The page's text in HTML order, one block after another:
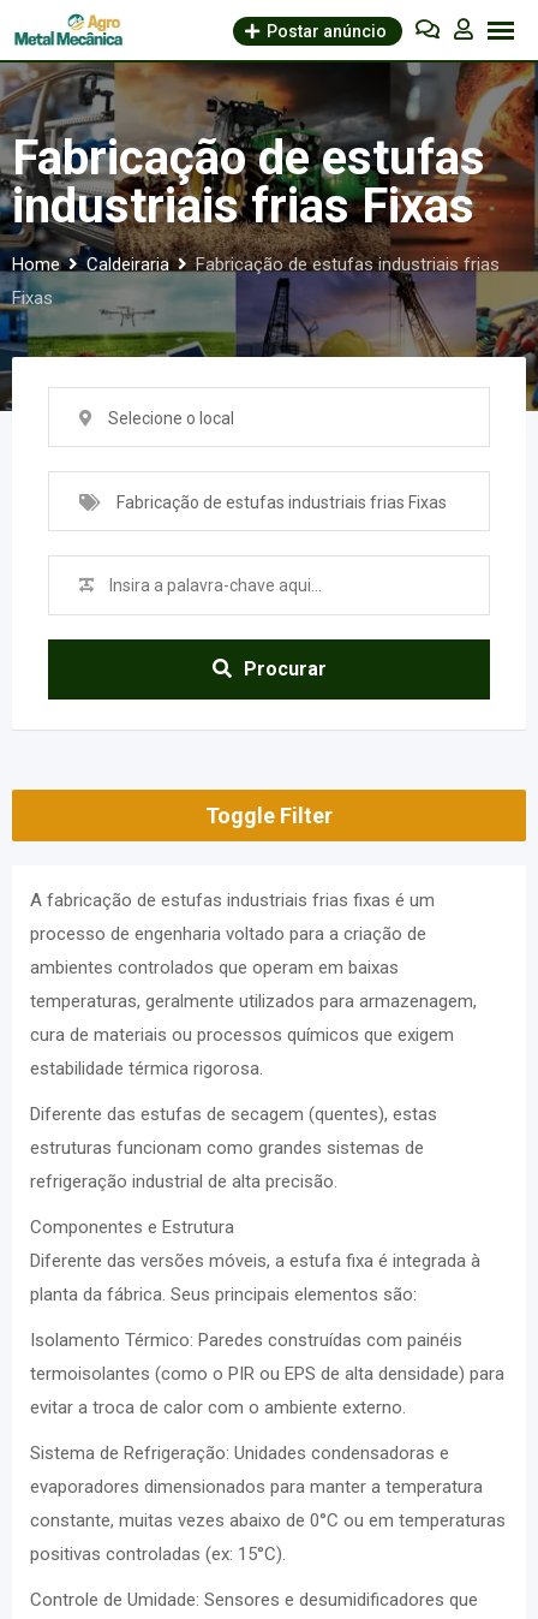
to
content
Postar anúncio
Fabricação de estufas
industriais frias Fixas
Home Caldeiraria
Fabricação de estufas industriais frias
Fixas
Selecione o local
Fabricação de estufas industriais frias Fixas
Procurar
Toggle Filter
A fabricação de estufas industriais frias fixas é um
processo de engenharia voltado para a criação de
ambientes controlados que operam em baixas
temperaturas, geralmente utilizados para armazenagem,
cura de materiais ou processos químicos que exigem
estabilidade térmica rigorosa.
Diferente das estufas de secagem (quentes), estas
estruturas funcionam como grandes sistemas de
refrigeração industrial de alta precisão.
Componentes e Estrutura
Diferente das versões móveis, a estufa fixa é integrada à
planta da fábrica. Seus principais elementos são:
Isolamento Térmico: Paredes construídas com painéis
termoisolantes (como o PIR ou EPS de alta densidade) para
evitar a troca de calor com o ambiente externo.
Sistema de Refrigeração: Unidades condensadoras e
evaporadores dimensionados para manter a temperatura
constante, muitas vezes abaixo de 0°C ou em temperaturas
positivas controladas (ex: 15°C).
Controle de Umidade: Sensores e desumidificadores que